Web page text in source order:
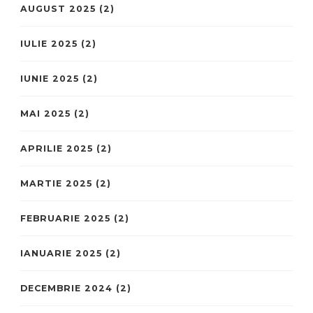
AUGUST 2025 (2)
IULIE 2025 (2)
IUNIE 2025 (2)
MAI 2025 (2)
APRILIE 2025 (2)
MARTIE 2025 (2)
FEBRUARIE 2025 (2)
IANUARIE 2025 (2)
DECEMBRIE 2024 (2)